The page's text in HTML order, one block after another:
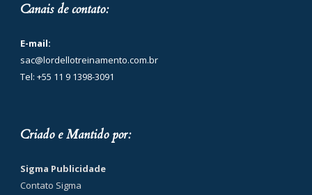
Canais de contato:
E-mail:
sac@lordellotreinamento.com.br
Tel: +55 11 9 1398-3091
Criado e Mantido por:
Sigma Publicidade
Contato Sigma